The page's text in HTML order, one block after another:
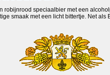
robijnrood speciaalbier met een
smaak met een licht bittertje. Net als